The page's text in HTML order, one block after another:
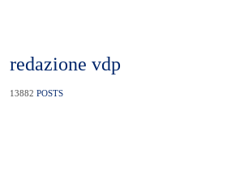
redazione vdp
13882 POSTS